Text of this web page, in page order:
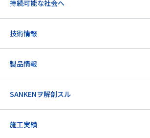
持続可能な社会へ
技術情報
製品情報
SANKENヲ解剖スル
施工実績